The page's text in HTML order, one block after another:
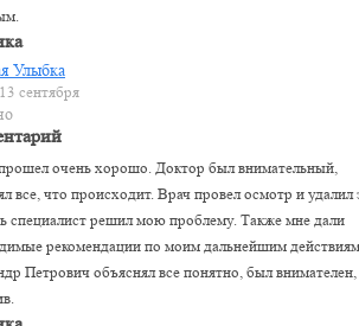
Улыбка
13 сентября
очень хорошо. Доктор был внимательный,
все, что происходит. Врач провел осмотр и удалил
специалист решил мою проблему. Также мне дали
рекомендации по моим дальнейшим
Петрович объяснял все понятно, был внимателен,